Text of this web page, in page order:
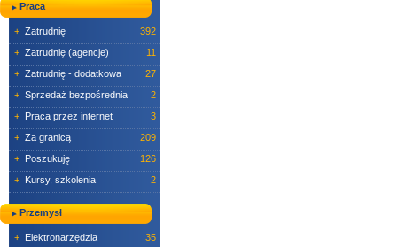
Praca
+ Zatrudnię
392
+ Zatrudnię (agencje)
11
+ Zatrudnię - dodatkowa
27
+ Sprzedaż bezpośrednia
2
+ Praca przez internet
3
+ Za granicą
209
+ Poszukuję
126
+ Kursy, szkolenia 2
Przemysł
+ Elektronarzędzia
35